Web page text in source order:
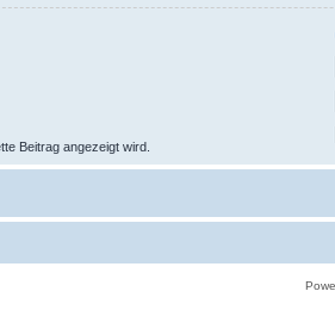
Beitrag angezeigt wird.